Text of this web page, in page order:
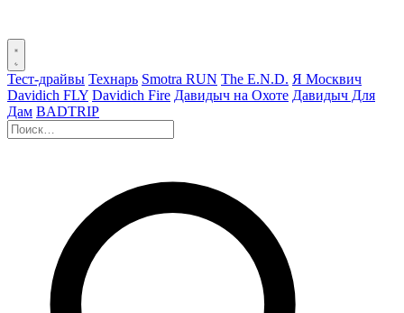
Тест-драйвы Технарь Smotra RUN The E.N.D. Я Москвич
Davidich FLY Davidich Fire Давидыч на Охоте Давидыч Для
Дам BADTRIP